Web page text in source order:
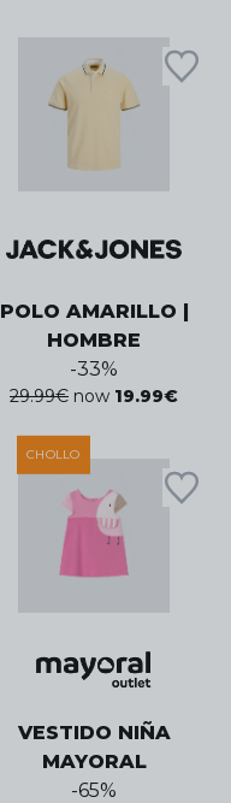
POLO AMARILLO |
HOMBRE
-33%
29.99€ now 19.99€
CHOLLO
VESTIDO NIÑA
MAYORAL
-65%